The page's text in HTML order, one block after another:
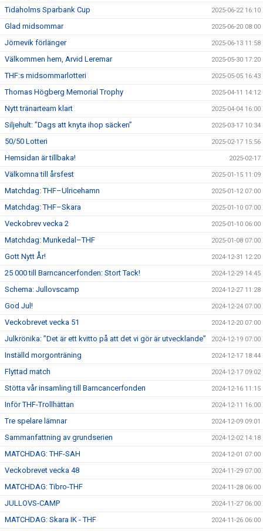
Tidaholms Sparbank Cup 2025-06-22 16:10
Glad midsommar 2025-06-20 08:00
Jörnevik förlänger 2025-06-13 11:58
Välkommen hem, Arvid Leremar 2025-05-30 17:20
THF:s midsommarlotteri 2025-05-05 16:43
Thomas Högberg Memorial Trophy 2025-04-11 14:12
Nytt tränarteam klart 2025-04-04 16:00
Siljehult: ”Dags att knyta ihop säcken” 2025-03-17 10:34
50/50 Lotteri 2025-02-17 15:56
Hemsidan är tillbaka! 2025-02-17
Välkomna till årsfest 2025-01-15 11:09
Matchdag: THF–Ulricehamn 2025-01-12 07:00
Matchdag: THF–Skara 2025-01-10 07:00
Veckobrev vecka 2 2025-01-10 06:00
Matchdag: Munkedal–THF 2025-01-08 07:00
Gott Nytt År! 2024-12-31 12:20
25 000 till Barncancerfonden: Stort Tack! 2024-12-29 14:45
Schema: Jullovscamp 2024-12-27 11:28
God Jul! 2024-12-24 07:00
Veckobrevet vecka 51 2024-12-20 07:00
Julkrönika: ”Det är ett kvitto på att det vi gör är utvecklande” 2024-12-19 07:00
Inställd morgonträning 2024-12-17 18:44
Flyttad match 2024-12-17 09:02
Stötta vår insamling till Barncancerfonden 2024-12-16 11:15
Inför THF-Trollhättan 2024-12-11 16:00
Tre spelare lämnar 2024-12-09 09:01
Sammanfattning av grundserien 2024-12-02 14:18
MATCHDAG: THF-SAH 2024-12-01 07:00
Veckobrevet vecka 48 2024-11-29 07:00
MATCHDAG: Tibro-THF 2024-11-28 06:00
JULLOVS-CAMP 2024-11-27 06:00
MATCHDAG: Skara IK - THF 2024-11-26 06:00